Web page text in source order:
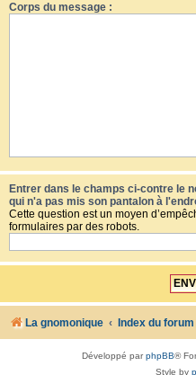
Corps du message :
Entrer dans le champs ci-contre le
qui n'a pas mis son pantalon à
Cette question est un moyen
formulaires par des robots.
La gnomonique Index du forum
Développé parphpBB®
Style by